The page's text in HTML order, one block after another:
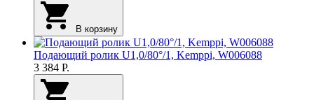
В корзину
Подающий ролик U1,0/80°/1, Kemppi, W006088
3 384 Р.